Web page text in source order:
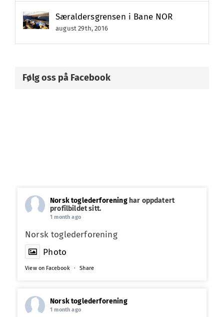
Særaldersgrensen i Bane NOR
august 29th, 2016
Følg oss på Facebook
Norsk toglederforening har oppdatert
profilbildet sitt.
1 month ago
Norsk toglederforening
Photo
View on Facebook · Share
Norsk toglederforening
1 month ago